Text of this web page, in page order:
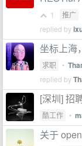
1 推广
replied by
坐标上海
求职 •
replied by
[深圳] 招
酷工作 •
关于